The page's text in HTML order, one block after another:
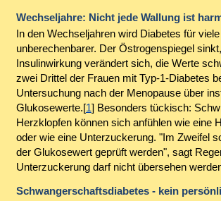
Wechseljahre: Nicht jede Wallung ist
In den Wechseljahren wird Diabetes für
unberechenbarer. Der Östrogenspiegel
Insulinwirkung verändert sich, die Werte
zwei Drittel der Frauen mit Typ-1-Diabetes
Untersuchung nach der Menopause über
Glukosewerte.[1] Besonders tückisch:
Herzklopfen können sich anfühlen wie eine
oder wie eine Unterzuckerung. "Im Zweifel
der Glukosewert geprüft werden", sagt
Unterzuckerung darf nicht übersehen
Schwangerschaftsdiabetes - kein